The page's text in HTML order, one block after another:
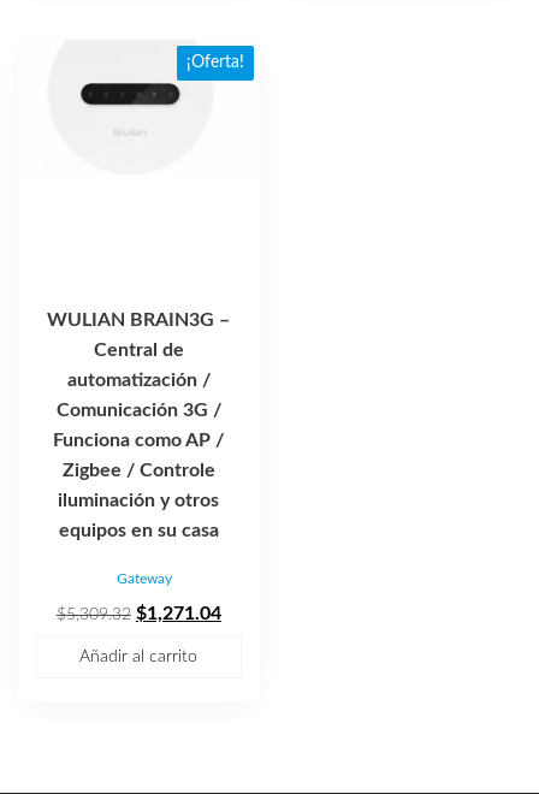
¡Oferta!
WULIAN BRAIN3G –
Central de
automatización /
Comunicación 3G /
Funciona como AP /
Zigbee / Controle
iluminación y otros
equipos en su casa
Gateway
$5,309.32 El
$1,271.04El
Añadir al carrito